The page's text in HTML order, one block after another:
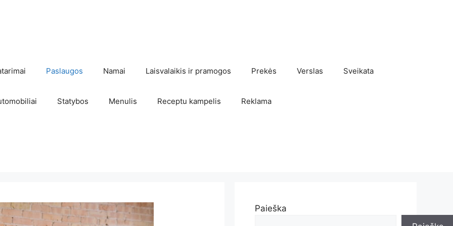
Paslaugos Namai Laisvalaikis ir pramogos Prekės Verslas Sveikata
Statybos Menulis Receptu kampelis Reklama
Paieška